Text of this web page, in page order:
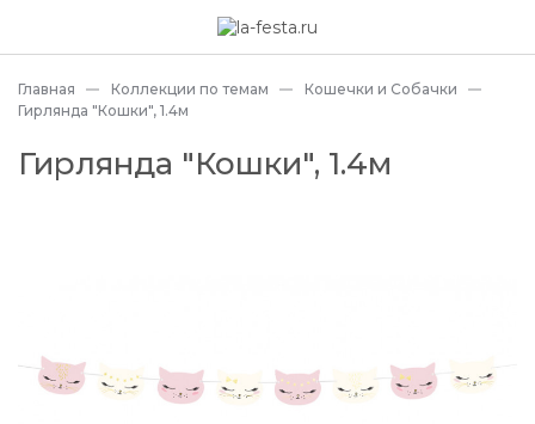
Главная Коллекции по темам
Кошечки и Собачки
Гирлянда "Кошки", 1.4м
Гирлянда "Кошки", 1.4м